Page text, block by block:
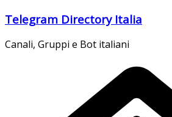
Salta
contenuto
Telegram Directory Italia
Canali, Gruppi e Bot italiani